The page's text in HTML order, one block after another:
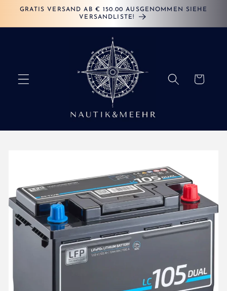
zum
GRATIS VERSAND AB € 150.00 AUSGENOMMEN SIEHE
VERSANDLISTE!
Warenkorb